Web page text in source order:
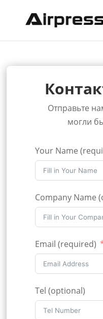
Отправьте
могли
Your Name
Company Name
Email (required)
Tel (optional)